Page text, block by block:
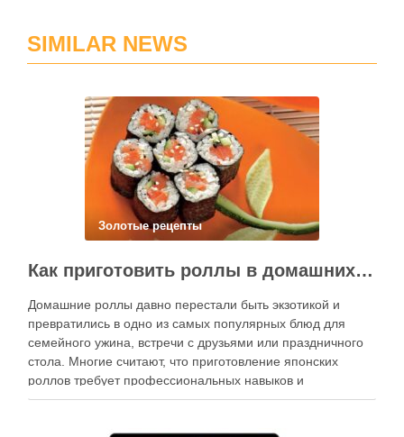
SIMILAR NEWS
Золотые рецепты
Как приготовить роллы в домашних условиях?
Домашние роллы давно перестали быть экзотикой и
превратились в одно из самых популярных блюд для
семейного ужина, встречи с друзьями или праздничного
стола. Многие считают, что приготовление японских
роллов требует профессиональных навыков и
специального оборудования, однако на практике сделать